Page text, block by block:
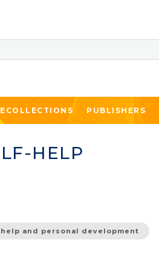
ECOLLECTIONS PUBLISHERS
HELP
and personal development